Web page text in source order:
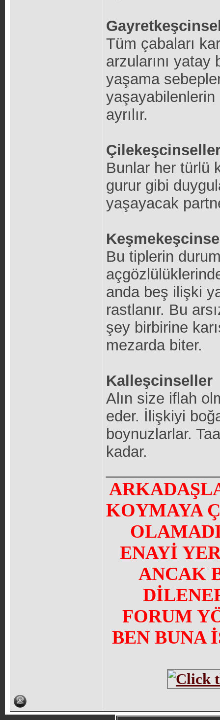
Tüm çabaları
arzularını yatay
yaşama
ayrılır.
Bunlar her türlü
gurur gibi
yaşayacak
Bu tiplerin
anda beş ilişki
rastlanır. Bu
şey birbirine
mezarda biter.
Kalleşcinseller
Alın size iflah
eder. İlişkiyi
boynuzlarlar.
kadar.
KOYMAYA
ENAYİ
ANCAK
FORUM
BEN BUNA